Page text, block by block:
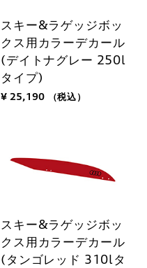
スキー&ラゲッジボッ
クス用カラーデカール
(デイトナグレー 250l
タイプ)
¥ 25,190 （税込）
スキー&ラゲッジボッ
クス用カラーデカール
(タンゴレッド 310lタ